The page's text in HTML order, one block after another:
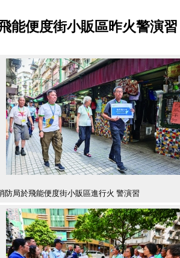
能便度街小販區昨火警演習
防局於飛能便度街小販區進行火 警演習